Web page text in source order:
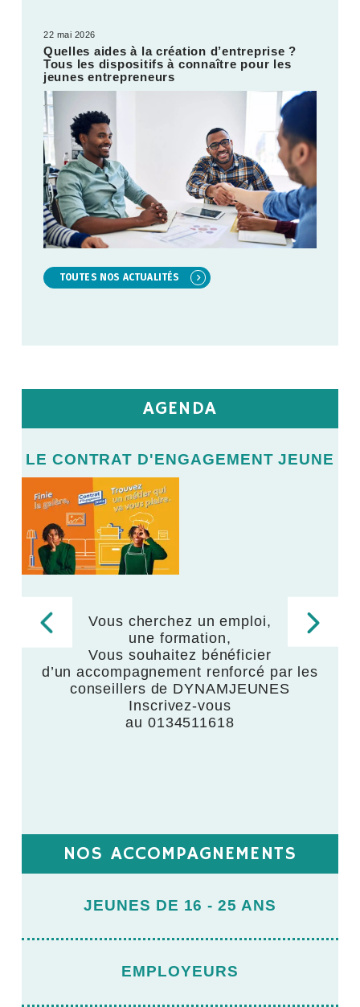
22 mai 2026
Quelles aides à la création d’entreprise ?
Tous les dispositifs à connaître pour les
jeunes entrepreneurs
TOUTES NOS ACTUALITÉS
AGENDA
LE CONTRAT D'ENGAGEMENT JEUNE
Vous cherchez un emploi,
une formation,
Vous souhaitez bénéficier
d’un accompagnement renforcé par les
conseillers de DYNAMJEUNES
Inscrivez-vous
au 0134511618
NOS ACCOMPAGNEMENTS
JEUNES DE 16 - 25 ANS
EMPLOYEURS